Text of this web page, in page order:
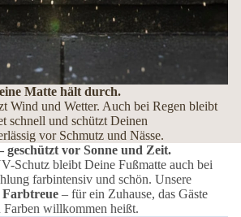
Matte hält durch.
Wind und Wetter. Auch bei Regen bleibt
schnell und schützt Deinen
vor Schmutz und Nässe.
geschützt vor Sonne und Zeit.
Schutz bleibt Deine Fußmatte auch bei
farbintensiv und schön. Unsere
Farbtreue – für ein Zuhause, das Gäste
Farben willkommen heißt.